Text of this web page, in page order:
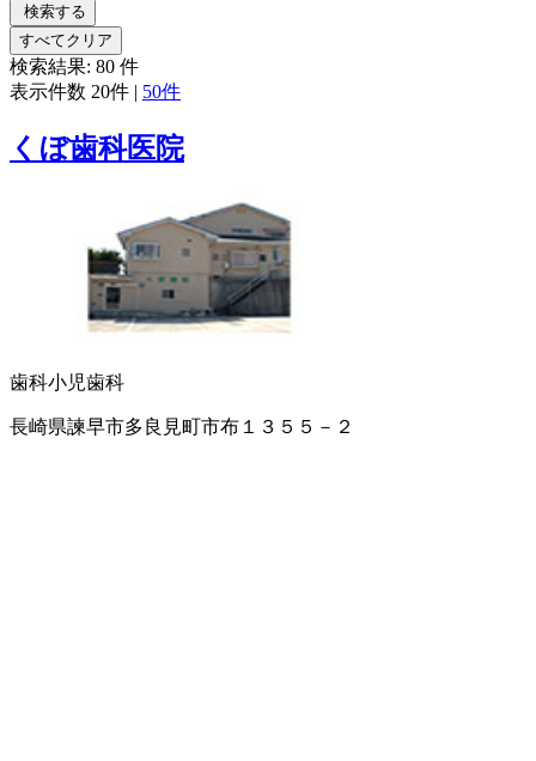
検索する
すべてクリア
検索結果: 80 件
表示件数 20件 | 50件
くぼ歯科医院
歯科小児歯科
長崎県諫早市多良見町市布１３５５－２